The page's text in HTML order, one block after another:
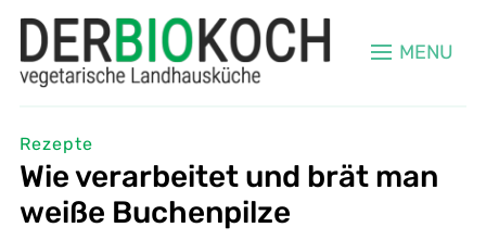
MENU
Rezepte
Wie verarbeitet und brät man
weiße Buchenpilze